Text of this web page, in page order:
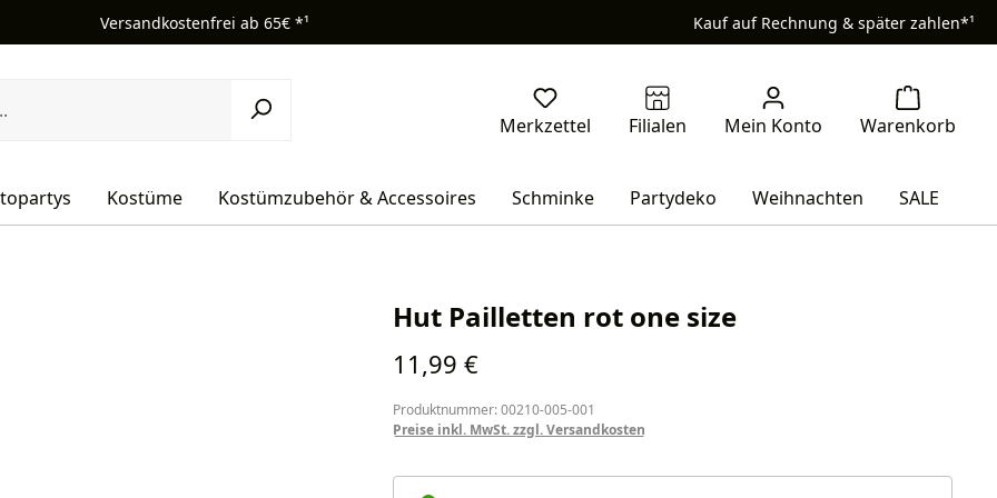
Versandkostenfrei ab 65€ *¹ Kauf auf Rechnung & später zahlen*¹
Kostüme Kostümzubehör & Accessoires Schminke Partydeko Weihnachten SALE
Hut Pailletten rot one size
Regulärer Preis:
11,99 €
Produktnummer: 00210-005-001
Preise inkl. MwSt. zzgl. Versandkosten